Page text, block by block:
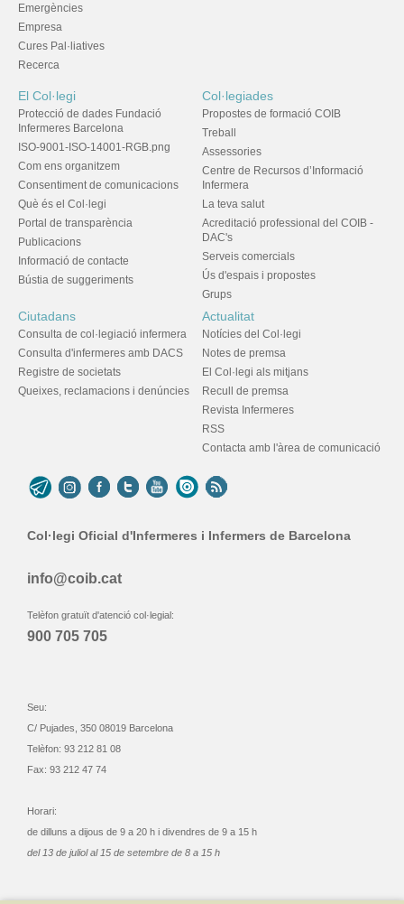
Emergències
Empresa
Cures Pal·liatives
Recerca
El Col·legi
Protecció de dades Fundació
Infermeres Barcelona
ISO-9001-ISO-14001-RGB.png
Com ens organitzem
Consentiment de comunicacions
Què és el Col·legi
Portal de transparència
Publicacions
Informació de contacte
Bústia de suggeriments
Col·legiades
Propostes de formació COIB
Treball
Assessories
Centre de Recursos d’Informació
Infermera
La teva salut
Acreditació professional del COIB -
DAC's
Serveis comercials
Ús d'espais i propostes
Grups
Ciutadans
Consulta de col·legiació infermera
Consulta d'infermeres amb DACS
Registre de societats
Queixes, reclamacions i denúncies
Actualitat
Notícies del Col·legi
Notes de premsa
El Col·legi als mitjans
Recull de premsa
Revista Infermeres
RSS
Contacta amb l'àrea de comunicació
Col·legi Oficial d'Infermeres i Infermers de Barcelona
info@coib.cat
Telèfon gratuït d'atenció col·legial:
900 705 705
Seu:
C/ Pujades, 350 08019 Barcelona
Telèfon: 93 212 81 08
Fax: 93 212 47 74
Horari:
de dilluns a dijous de 9 a 20 h i divendres de 9 a 15 h
del 13 de juliol al 15 de setembre de 8 a 15 h